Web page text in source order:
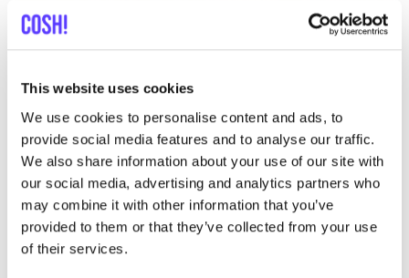
This website uses cookies
We use cookies to personalise content and ads, to
provide social media features and to analyse our traffic.
We also share information about your use of our site with
our social media, advertising and analytics partners who
may combine it with other information that you’ve
provided to them or that they’ve collected from your use
of their services.